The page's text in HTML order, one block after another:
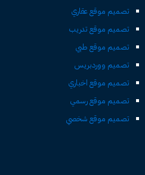
تصميم موقع عقاري
تصميم موقع تدريب
تصميم موقع طبي
تصميم ووردبريس
تصميم موقع اخباري
تصميم موقع رسمي
تصميم موقع شخصي